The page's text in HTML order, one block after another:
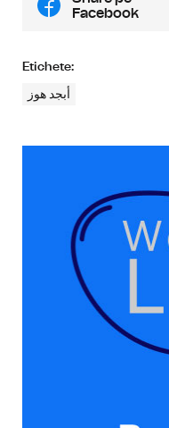
Facebook
Etichete:
أبجد هوز